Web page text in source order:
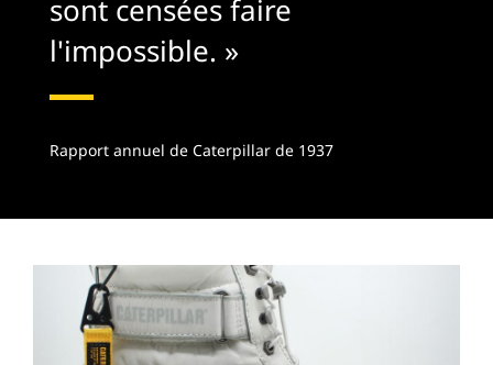
sont censées faire
l'impossible. »
Rapport annuel de Caterpillar de 1937